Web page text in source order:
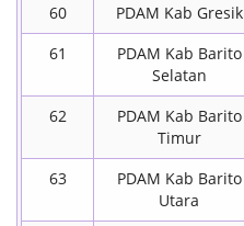
60 PDAM Kab Gresik
61
PDAM Kab Barito
Selatan
62
PDAM Kab Barito
Timur
63
PDAM Kab Barito
Utara